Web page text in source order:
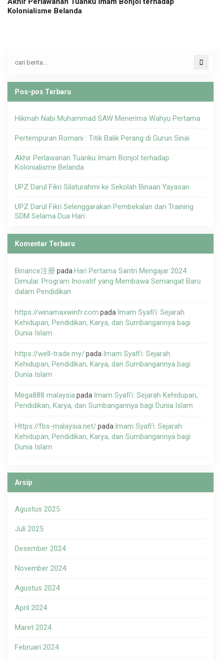
Kolonialisme Belanda
Pos-pos Terbaru
Hikmah Nabi Muhammad SAW Menerima Wahyu Pertama
Pertempuran Romani : Titik Balik Perang di Gurun Sinai
Akhir Perlawanan Tuanku Imam Bonjol terhadap
Kolonialisme Belanda
UPZ Darul Fikri Silaturahmi ke Sekolah Binaan Yayasan
UPZ Darul Fikri Selenggarakan Pembekalan dan Training
SDM Selama Dua Hari
Komentar Terbaru
Binance注册pada Hari Pertama Santri Mengajar 2024
Dimulai: Program Inovatif yang Membawa Semangat Baru
dalam Pendidikan
https://winamaxwinfr.com pada Imam Syafi’i: Sejarah
Kehidupan, Pendidikan, Karya, dan Sumbangannya bagi
Dunia Islam
https://well-trade.my/pada Imam Syafi’i: Sejarah
Kehidupan, Pendidikan, Karya, dan Sumbangannya bagi
Dunia Islam
Mega888 malaysiapada Imam Syafi’i: Sejarah Kehidupan,
Pendidikan, Karya, dan Sumbangannya bagi Dunia Islam
Https://fbs-malaysia.net/pada Imam Syafi’i: Sejarah
Kehidupan, Pendidikan, Karya, dan Sumbangannya bagi
Dunia Islam
Arsip
Agustus 2025
Juli 2025
Desember 2024
November 2024
Agustus 2024
April 2024
Maret 2024
Februari 2024